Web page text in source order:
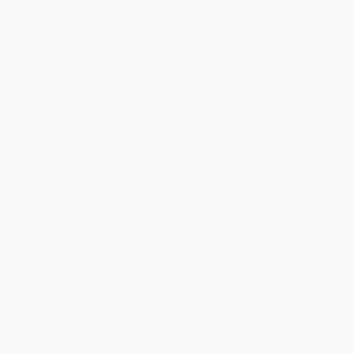
colégios de renome